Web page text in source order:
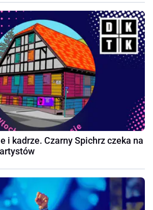
i kadrze. Czarny Spichrz czeka na